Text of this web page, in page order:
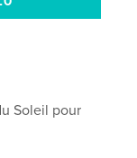
Soleil pour